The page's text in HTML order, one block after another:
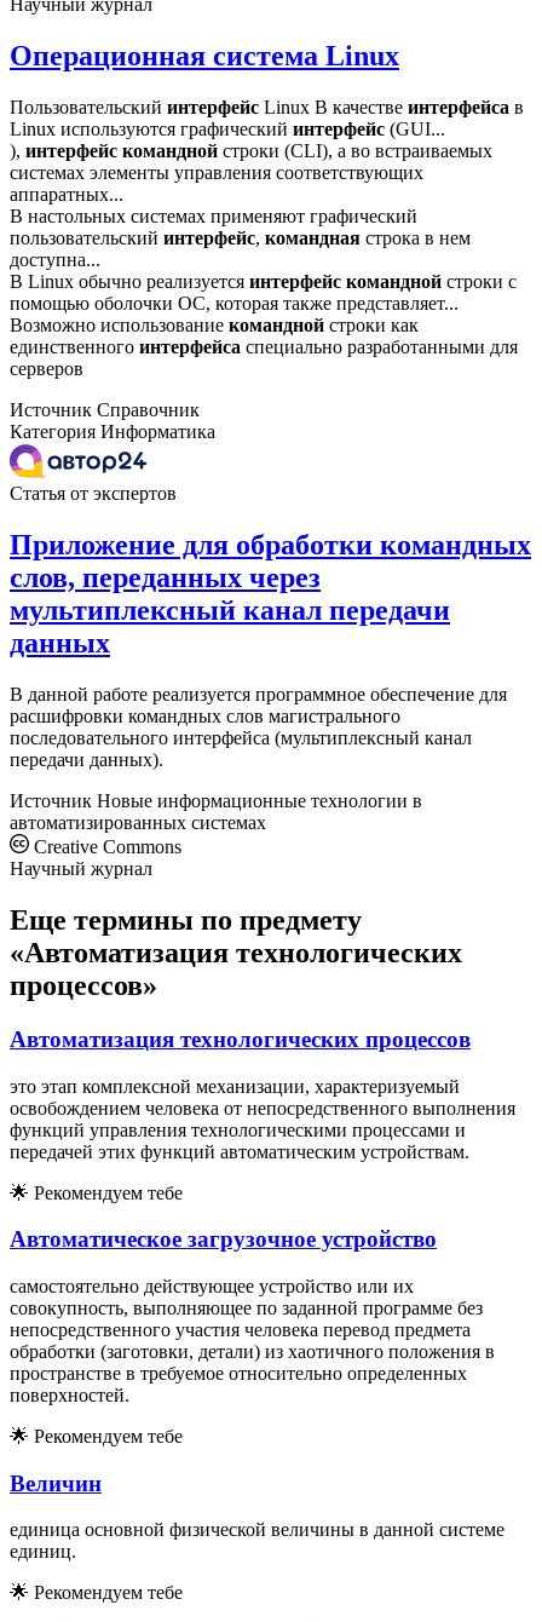
Научный журнал
Операционная система Linux
Пользовательский интерфейс Linux В качестве интерфейса в
Linux используются графический интерфейс (GUI...
), интерфейс командной строки (CLI), а во встраиваемых
системах элементы управления соответствующих
аппаратных...
В настольных системах применяют графический
пользовательский интерфейс, командная строка в нем
доступна...
В Linux обычно реализуется интерфейс командной строки с
помощью оболочки ОС, которая также представляет...
Возможно использование командной строки как
единственного интерфейса специально разработанными для
серверов
Источник Справочник
Категория Информатика
Статья от экспертов
Приложение для обработки командных
слов, переданных через
мультиплексный канал передачи
данных
В данной работе реализуется программное обеспечение для
расшифровки командных слов магистрального
последовательного интерфейса (мультиплексный канал
передачи данных).
Источник Новые информационные технологии в
автоматизированных системах
Creative Commons
Научный журнал
Еще термины по предмету
«Автоматизация технологических
процессов»
Автоматизация технологических процессов
это этап комплексной механизации, характеризуемый
освобождением человека от непосредственного выполнения
функций управления технологическими процессами и
передачей этих функций автоматическим устройствам.
🌟 Рекомендуем тебе
Автоматическое загрузочное устройство
самостоятельно действующее устройство или их
совокупность, выполняющее по заданной программе без
непосредственного участия человека перевод предмета
обработки (заготовки, детали) из хаотичного положения в
пространстве в требуемое относительно определенных
поверхностей.
🌟 Рекомендуем тебе
Величин
единица основной физической величины в данной системе
единиц.
🌟 Рекомендуем тебе